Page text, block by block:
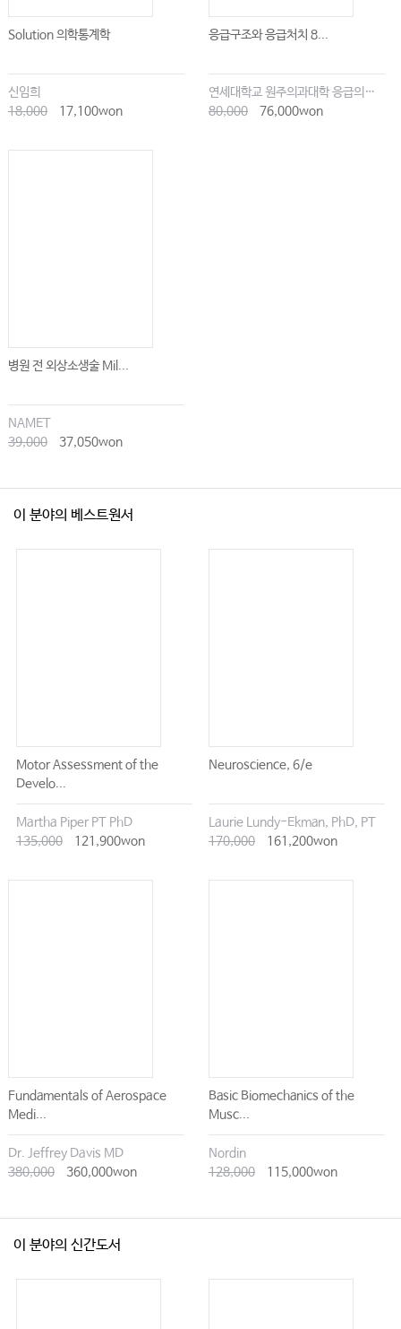
Solution 의학통계학
신임희
18,000
17,100won
응급구조와 응급처치 8...
연세대학교 원주의과대학 응급의학교실
80,000
76,000won
병원 전 외상소생술 Mil...
NAMET
39,000
37,050won
이 분야의 베스트원서
Motor Assessment of the
Develo...
Martha Piper PT PhD
135,000
121,900won
Neuroscience, 6/e
Laurie Lundy-Ekman, PhD, PT
170,000
161,200won
Fundamentals of Aerospace
Medi...
Dr. Jeffrey Davis MD
380,000
360,000won
Basic Biomechanics of the
Musc...
Nordin
128,000
115,000won
이 분야의 신간도서